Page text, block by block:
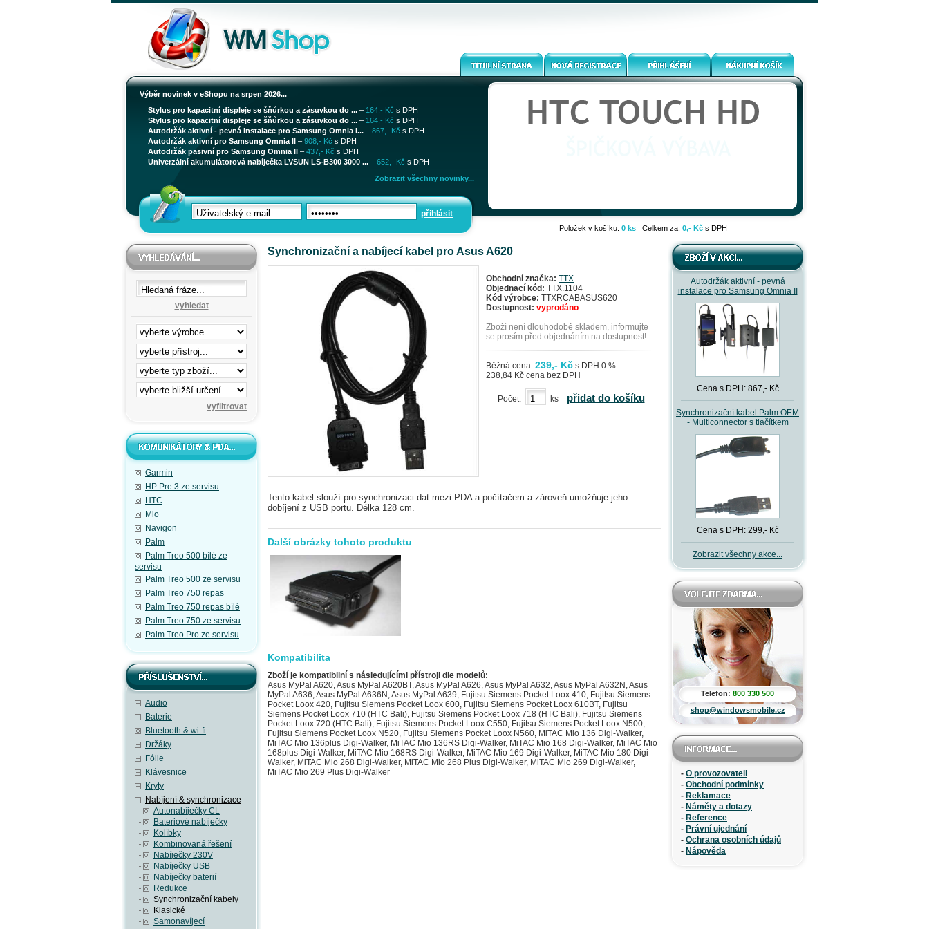
Výběr novinek v eShopu na srpen 2026...
Stylus pro kapacitní displeje se šňůrkou a zásuvkou do ... – 164,- Kč s DPH
Stylus pro kapacitní displeje se šňůrkou a zásuvkou do ... – 164,- Kč s DPH
Autodržák aktivní - pevná instalace pro Samsung Omnia I... – 867,- Kč s DPH
Autodržák aktivní pro Samsung Omnia II – 908,- Kč s DPH
Autodržák pasivní pro Samsung Omnia II – 437,- Kč s DPH
Univerzální akumulátorová nabíječka LVSUN LS-B300 3000 ... – 652,- Kč s DPH
Zobrazit všechny novinky...
přihlásit
Položek v košíku: 0 ks Celkem za: 0,- Kč s DPH
vyhledat
Garmin
HP Pre 3 ze servisu
HTC
Mio
Navigon
Palm
Palm Treo 500 bílé ze
servisu
Palm Treo 500 ze servisu
Palm Treo 750 repas
Palm Treo 750 repas bílé
Palm Treo 750 ze servisu
Palm Treo Pro ze servisu
Audio
Baterie
Bluetooth & wi-fi
Držáky
Fólie
Klávesnice
Kryty
Nabíjení & synchronizace
Autonabíječky CL
Bateriové nabíječky
Kolíbky
Kombinovaná řešení
Nabíječky 230V
Nabíječky USB
Nabíječky baterií
Redukce
Synchronizační kabely
Klasické
Samonavíjecí
Autodržák aktivní - pevná
instalace pro Samsung Omnia II
Cena s DPH: 867,- Kč
Synchronizační kabel Palm OEM
- Multiconnector s tlačítkem
Cena s DPH: 299,- Kč
Zobrazit všechny akce...
Telefon: 800 330 500
shop@windowsmobile.cz
- O provozovateli
- Obchodní podmínky
- Reklamace
- Náměty a dotazy
- Reference
- Právní ujednání
- Ochrana osobních údajů
- Nápověda
Synchronizační a nabíjecí kabel pro Asus A620
Obchodní značka: TTX
Objednací kód: TTX.1104
Kód výrobce: TTXRCABASUS620
Dostupnost: vyprodáno
Zboží není dlouhodobě skladem, informujte
se prosím před objednáním na dostupnost!
Běžná cena: 239,- Kč s DPH 0 %
238,84 Kč cena bez DPH
Počet: ks přidat do košíku
Tento kabel slouží pro synchronizaci dat mezi PDA a počítačem a zároveň umožňuje jeho
dobíjení z USB portu. Délka 128 cm.
Další obrázky tohoto produktu
Kompatibilita
Zboží je kompatibilní s následujícími přístroji dle modelů:
Asus MyPal A620, Asus MyPal A620BT, Asus MyPal A626, Asus MyPal A632, Asus MyPal A632N, Asus
MyPal A636, Asus MyPal A636N, Asus MyPal A639, Fujitsu Siemens Pocket Loox 410, Fujitsu Siemens
Pocket Loox 420, Fujitsu Siemens Pocket Loox 600, Fujitsu Siemens Pocket Loox 610BT, Fujitsu
Siemens Pocket Loox 710 (HTC Bali), Fujitsu Siemens Pocket Loox 718 (HTC Bali), Fujitsu Siemens
Pocket Loox 720 (HTC Bali), Fujitsu Siemens Pocket Loox C550, Fujitsu Siemens Pocket Loox N500,
Fujitsu Siemens Pocket Loox N520, Fujitsu Siemens Pocket Loox N560, MiTAC Mio 136 Digi-Walker,
MiTAC Mio 136plus Digi-Walker, MiTAC Mio 136RS Digi-Walker, MiTAC Mio 168 Digi-Walker, MiTAC Mio
168plus Digi-Walker, MiTAC Mio 168RS Digi-Walker, MiTAC Mio 169 Digi-Walker, MiTAC Mio 180 Digi-
Walker, MiTAC Mio 268 Digi-Walker, MiTAC Mio 268 Plus Digi-Walker, MiTAC Mio 269 Digi-Walker,
MiTAC Mio 269 Plus Digi-Walker